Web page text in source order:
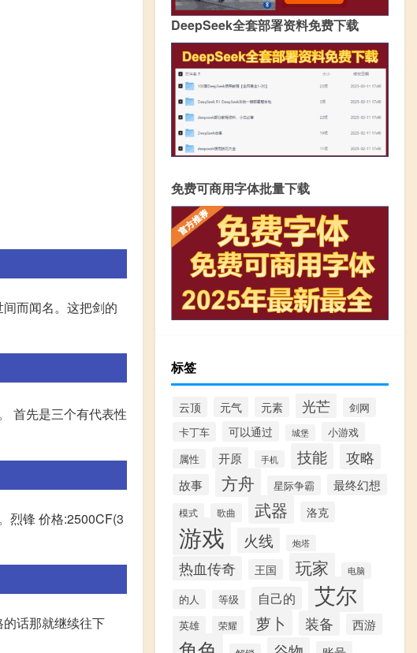
而闻名。这把剑的
首先是三个有代表性
烈锋 价格:2500CF(3
话那就继续往下
DeepSeek全套部署资料免费下载
免费可商用字体批量下载
标签
云顶 元气 元素 光芒
剑网
卡丁车
可以通过 城堡
小游戏
属性
开原 手机 技能 攻略
故事 方舟 星际争霸 最终幻想
模式 歌曲 武器 洛克
游戏 火线 炮塔
热血传奇 王国 玩家 电脑
的人 等级 自己的 艾尔
英雄 荣耀 萝卜 装备 西游